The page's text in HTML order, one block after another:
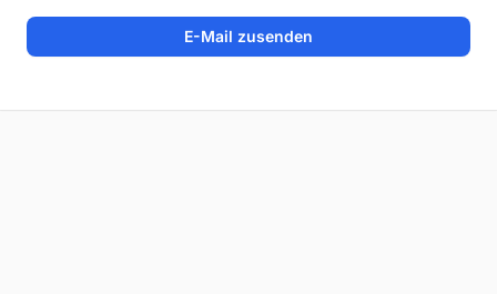
E-Mail zusenden